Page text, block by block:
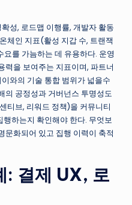
성, 로드맵 이행률, 개발자 활동
체인 지표(활성 지갑 수, 트랜잭
를 가늠하는 데 유용하다. 운영
력을 보여주는 지표이며, 파트너
와의 기술 통합 범위가 넓을수
의 공정성과 거버넌스 투명성도
티브, 리워드 정책)을 커뮤니티
하는지 확인해야 한다. 무엇보
문화되어 있고 집행 이력이 축적
: 결제 UX, 로